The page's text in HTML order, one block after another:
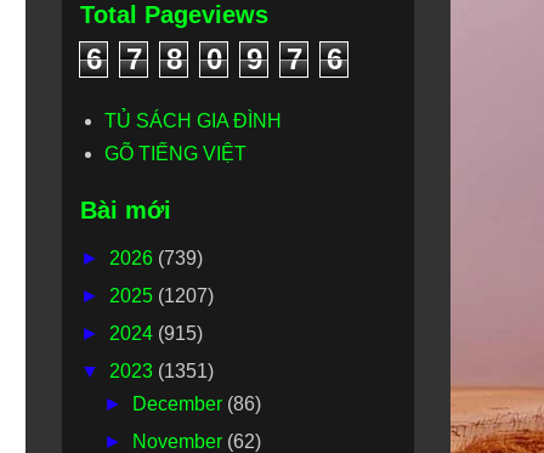
Total Pageviews
6 7 8 0 9 7 6
TỦ SÁCH GIA ĐÌNH
GÕ TIẾNG VIỆT
Bài mới
► 2026 (739)
► 2025 (1207)
► 2024 (915)
▼ 2023 (1351)
►
December (86)
►
November (62)